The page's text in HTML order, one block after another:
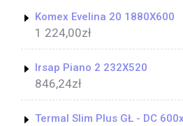
Komex Evelina 20 1880X600
1 224,00zł
Irsap Piano 2 232X520
846,24zł
Termal Slim Plus GŁ - DC